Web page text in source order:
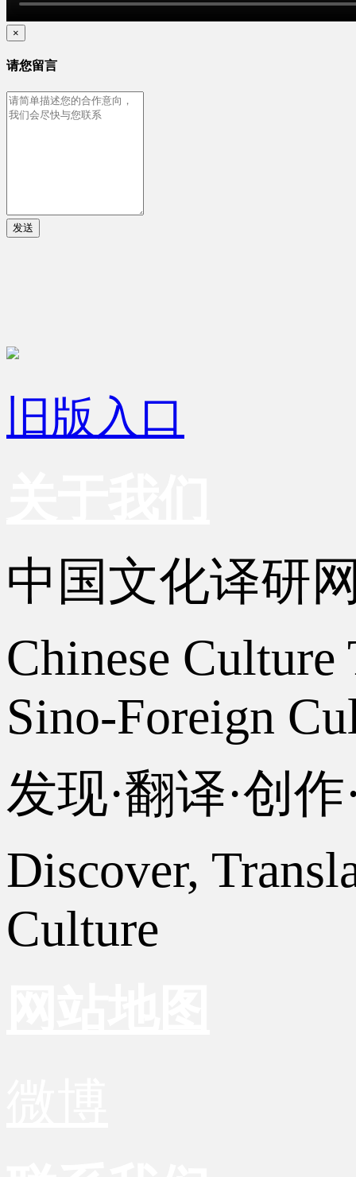
×
请您留言
发送
旧版入口
中国文化译研
Chinese
Sino-Foreign
发现·翻译·创
Discover,
Culture